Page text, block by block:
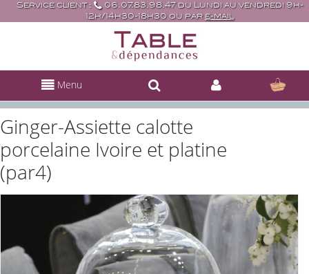
Service client :
06.07.83.98.47 du Lundi au vendredi 9h-
12h/14h30-18h30 ou par e-mail
Menu
Ginger-Assiette calotte
porcelaine Ivoire et platine
(par4)